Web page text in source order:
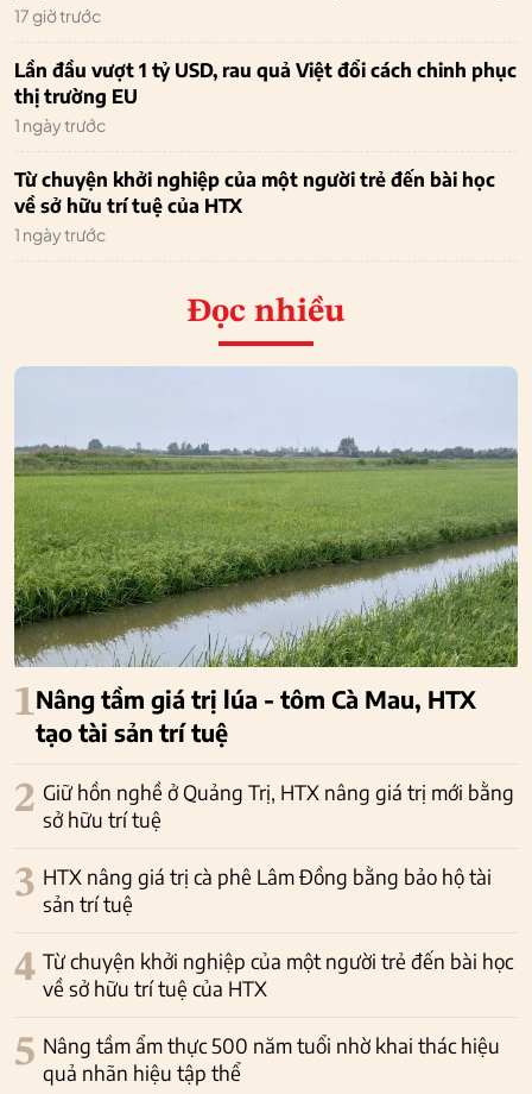
17 giờ trước
Lần đầu vượt 1 tỷ USD, rau quả Việt đổi cách chinh phục
thị trường EU
1 ngày trước
Từ chuyện khởi nghiệp của một người trẻ đến bài học
về sở hữu trí tuệ của HTX
1 ngày trước
Đọc nhiều
1Nâng tầm giá trị lúa - tôm Cà Mau, HTX
tạo tài sản trí tuệ
2 Giữ hồn nghề ở Quảng Trị, HTX nâng giá trị mới bằng
sở hữu trí tuệ
3 HTX nâng giá trị cà phê Lâm Đồng bằng bảo hộ tài
sản trí tuệ
4 Từ chuyện khởi nghiệp của một người trẻ đến bài học
về sở hữu trí tuệ của HTX
5 Nâng tầm ẩm thực 500 năm tuổi nhờ khai thác hiệu
quả nhãn hiệu tập thể